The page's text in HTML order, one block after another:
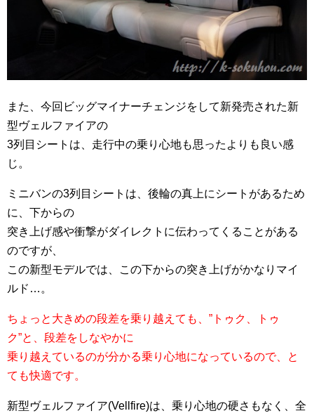
また、今回ビッグマイナーチェンジをして新発売された新
型ヴェルファイアの
3列目シートは、走行中の乗り心地も思ったよりも良い感
じ。
ミニバンの3列目シートは、後輪の真上にシートがあるため
に、下からの
突き上げ感や衝撃がダイレクトに伝わってくることがある
のですが、
この新型モデルでは、この下からの突き上げがかなりマイ
ルド…。
ちょっと大きめの段差を乗り越えても、”トゥク、トゥ
ク”と、段差をしなやかに
乗り越えているのが分かる乗り心地になっているので、と
ても快適です。
新型ヴェルファイア(Vellfire)は、乗り心地の硬さもなく、全